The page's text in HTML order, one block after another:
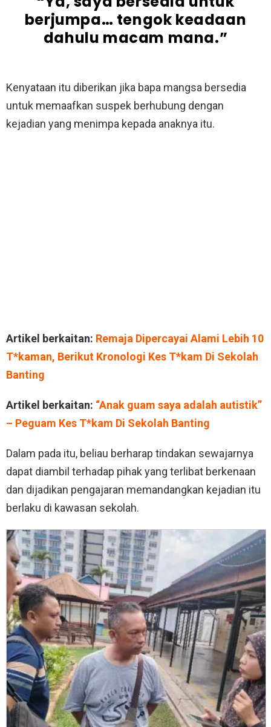
berjumpa… tengok keadaan
dahulu macam mana.”
Kenyataan itu diberikan jika bapa mangsa bersedia
untuk memaafkan suspek berhubung dengan
kejadian yang menimpa kepada anaknya itu.
Artikel berkaitan: Remaja Dipercayai Alami Lebih 10
T*kaman, Berikut Kronologi Kes T*kam Di Sekolah
Banting
Artikel berkaitan: “Anak guam saya adalah autistik”
– Peguam Kes T*kam Di Sekolah Banting
Dalam pada itu, beliau berharap tindakan sewajarnya
dapat diambil terhadap pihak yang terlibat berkenaan
dan dijadikan pengajaran memandangkan kejadian itu
berlaku di kawasan sekolah.